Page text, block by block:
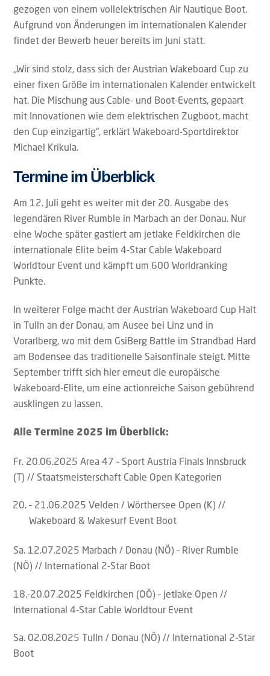
gezogen von einem vollelektrischen Air Nautique Boot.
Aufgrund von Änderungen im internationalen Kalender
findet der Bewerb heuer bereits im Juni statt.
„Wir sind stolz, dass sich der Austrian Wakeboard Cup zu
einer fixen Größe im internationalen Kalender entwickelt
hat. Die Mischung aus Cable- und Boot-Events, gepaart
mit Innovationen wie dem elektrischen Zugboot, macht
den Cup einzigartig“, erklärt Wakeboard-Sportdirektor
Michael Krikula.
Termine im Überblick
Am 12. Juli geht es weiter mit der 20. Ausgabe des
legendären River Rumble in Marbach an der Donau. Nur
eine Woche später gastiert am jetlake Feldkirchen die
internationale Elite beim 4-Star Cable Wakeboard
Worldtour Event und kämpft um 600 Worldranking
Punkte.
In weiterer Folge macht der Austrian Wakeboard Cup Halt
in Tulln an der Donau, am Ausee bei Linz und in
Vorarlberg, wo mit dem GsiBerg Battle im Strandbad Hard
am Bodensee das traditionelle Saisonfinale steigt. Mitte
September trifft sich hier erneut die europäische
Wakeboard-Elite, um eine actionreiche Saison gebührend
ausklingen zu lassen.
Alle Termine 2025 im Überblick:
Fr. 20.06.2025 Area 47 – Sport Austria Finals Innsbruck
(T) // Staatsmeisterschaft Cable Open Kategorien
– 21.06.2025 Velden / Wörthersee Open (K) //
Wakeboard & Wakesurf Event Boot
Sa. 12.07.2025 Marbach / Donau (NÖ) – River Rumble
(NÖ) // International 2-Star Boot
18.-20.07.2025 Feldkirchen (OÖ) – jetlake Open //
International 4-Star Cable Worldtour Event
Sa. 02.08.2025 Tulln / Donau (NÖ) // International 2-Star
Boot